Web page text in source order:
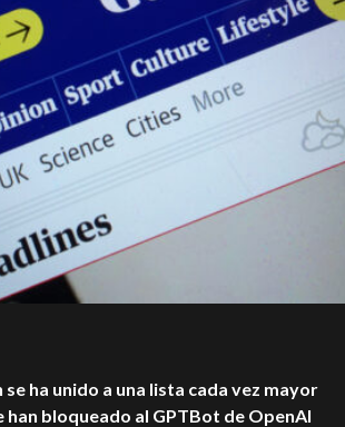
se ha unido a una lista cada vez mayor
han bloqueado al GPTBot de OpenAI